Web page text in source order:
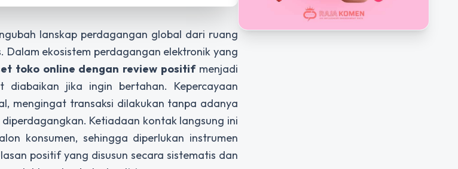
lanskap perdagangan global dari ruang
ekosistem perdagangan elektronik yang
toko online dengan review positif menjadi
jika ingin bertahan. Kepercayaan
mengingat transaksi dilakukan tanpa adanya
Ketiadaan kontak langsung ini
konsumen, sehingga diperlukan instrumen
positif yang disusun secara sistematis dan